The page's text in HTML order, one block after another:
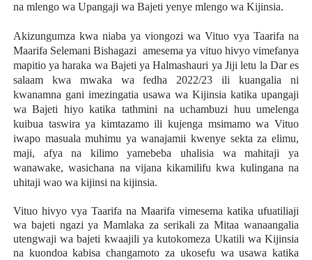
na mlengo wa Upangaji wa Bajeti yenye mlengo wa Kijinsia.
Akizungumza kwa niaba ya viongozi wa Vituo vya Taarifa na
Maarifa Selemani Bishagazi amesema ya vituo hivyo vimefanya
mapitio ya haraka wa Bajeti ya Halmashauri ya Jiji letu la Dar es
salaam kwa mwaka wa fedha 2022/23 ili kuangalia ni
kwanamna gani imezingatia usawa wa Kijinsia katika upangaji
wa Bajeti hiyo katika tathmini na uchambuzi huu umelenga
kuibua taswira ya kimtazamo ili kujenga msimamo wa Vituo
iwapo masuala muhimu ya wanajamii kwenye sekta za elimu,
maji, afya na kilimo yamebeba uhalisia wa mahitaji ya
wanawake, wasichana na vijana kikamilifu kwa kulingana na
uhitaji wao wa kijinsi na kijinsia.
Vituo hivyo vya Taarifa na Maarifa vimesema katika ufuatiliaji
wa bajeti ngazi ya Mamlaka za serikali za Mitaa wanaangalia
utengwaji wa bajeti kwaajili ya kutokomeza Ukatili wa Kijinsia
na kuondoa kabisa changamoto za ukosefu wa usawa katika